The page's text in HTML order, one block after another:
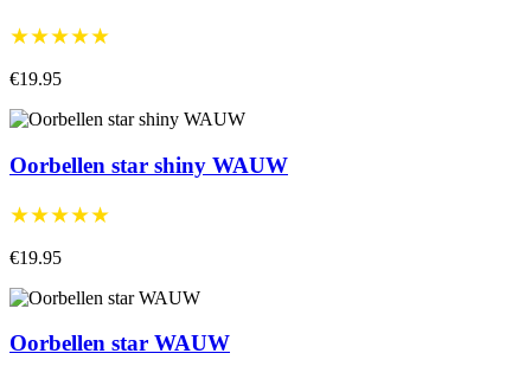
★★★★★
€19.95
Oorbellen star shiny WAUW
★★★★★
€19.95
Oorbellen star WAUW